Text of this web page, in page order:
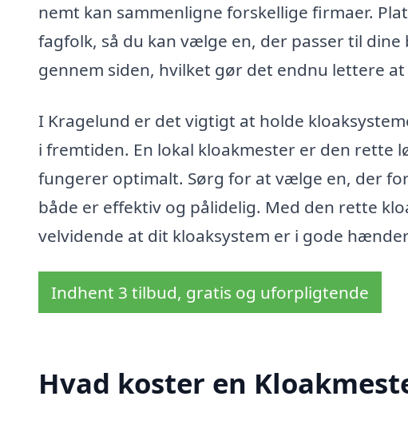
nemt kan sammenligne forskellige firmaer.
fagfolk, så du kan vælge en, der passer til
gennem siden, hvilket gør det endnu lettere
I Kragelund er det vigtigt at holde
i fremtiden. En lokal kloakmester er den rette
fungerer optimalt. Sørg for at vælge en, der
både er effektiv og pålidelig. Med den rette
velvidende at dit kloaksystem er i gode
Indhent 3 tilbud, gratis og uforpligtende
Hvad koster en